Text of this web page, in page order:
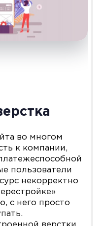
во многом
к компании,
пользователи
некорректно
с него просто